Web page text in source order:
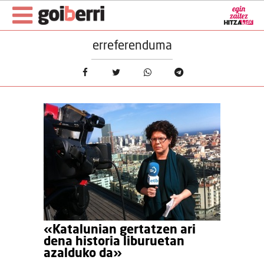
erreferenduma
«Katalunian gertatzen ari
dena historia liburuetan
azalduko da»